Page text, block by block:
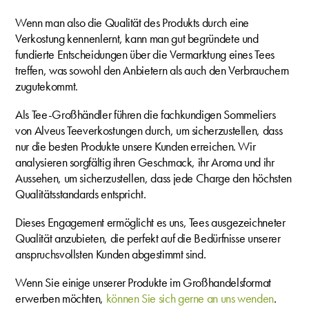
Wenn man also die Qualität des Produkts durch eine
Verkostung kennenlernt, kann man gut begründete und
fundierte Entscheidungen über die Vermarktung eines Tees
treffen, was sowohl den Anbietern als auch den Verbrauchern
zugutekommt.
Als Tee-Großhändler führen die fachkundigen Sommeliers
von Alveus Teeverkostungen durch, um sicherzustellen, dass
nur die besten Produkte unsere Kunden erreichen. Wir
analysieren sorgfältig ihren Geschmack, ihr Aroma und ihr
Aussehen, um sicherzustellen, dass jede Charge den höchsten
Qualitätsstandards entspricht.
Dieses Engagement ermöglicht es uns, Tees ausgezeichneter
Qualität anzubieten, die perfekt auf die Bedürfnisse unserer
anspruchsvollsten Kunden abgestimmt sind.
Wenn Sie einige unserer Produkte im Großhandelsformat
erwerben möchten, können Sie sich gerne an uns wenden.